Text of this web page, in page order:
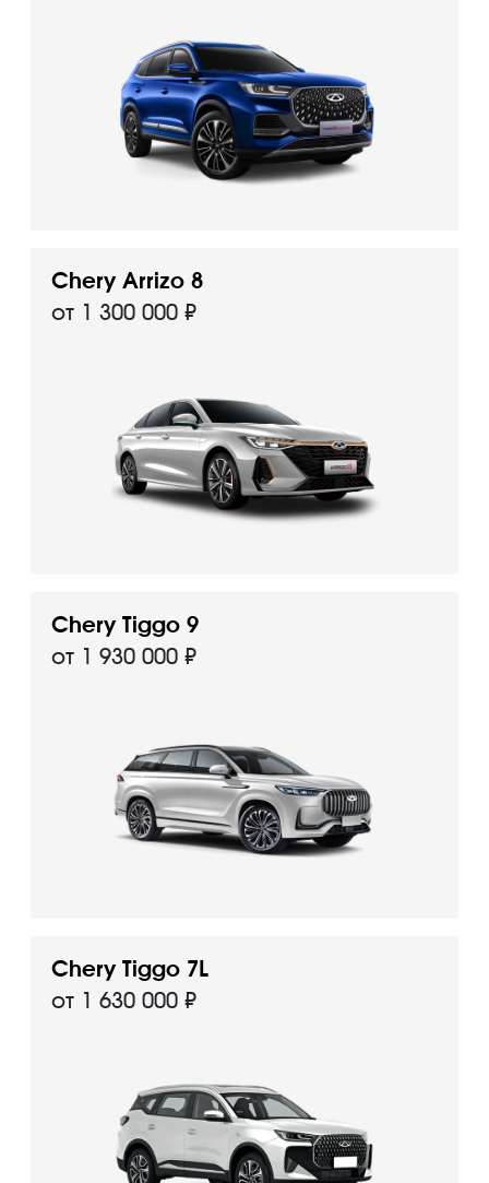
Chery Arrizo 8
от 1 300 000 ₽
Chery Tiggo 9
от 1 930 000 ₽
Chery Tiggo 7L
от 1 630 000 ₽